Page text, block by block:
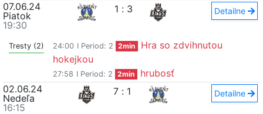
07.06.24
Piatok
19:30
1 : 3 Detailne
Tresty (2) 24:00 I Period: 2 2min
Hra so zdvihnutou
hokejkou
27:58 I Period: 2 2min
hrubosť
02.06.24
Nedeľa
16:15
7 : 1 Detailne